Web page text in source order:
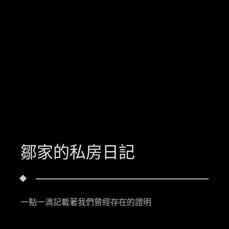
鄒家的私房日記
一點一滴記載著我們曾經存在的證明